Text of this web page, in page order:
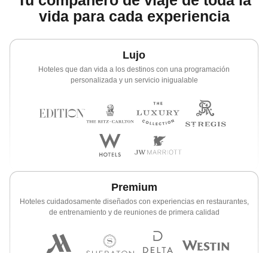
vida para cada experiencia
Lujo
Hoteles que dan vida a los destinos con una programación
personalizada y un servicio inigualable
Premium
Hoteles cuidadosamente diseñados con experiencias en restaurantes,
de entrenamiento y de reuniones de primera calidad